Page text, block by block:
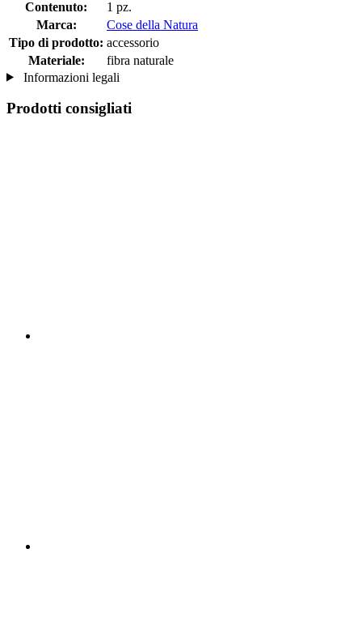
Contenuto:
1 pz.
Marca:
Cose della Natura
Tipo di prodotto: accessorio
Materiale:
fibra naturale
Informazioni legali
Prodotti consigliati